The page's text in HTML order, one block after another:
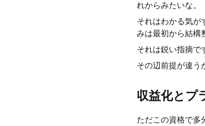
れからみたいな。
それはわかる気が
みは最初から結構
それは鋭い指摘で
その辺前提が違う
収益化とプ
ただこの資格で多